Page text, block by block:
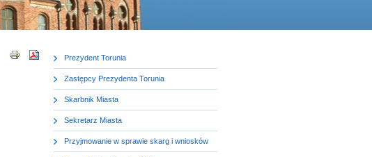
Prezydent Torunia
Zastępcy Prezydenta Torunia
Skarbnik Miasta
Sekretarz Miasta
Przyjmowanie w sprawie skarg i wniosków